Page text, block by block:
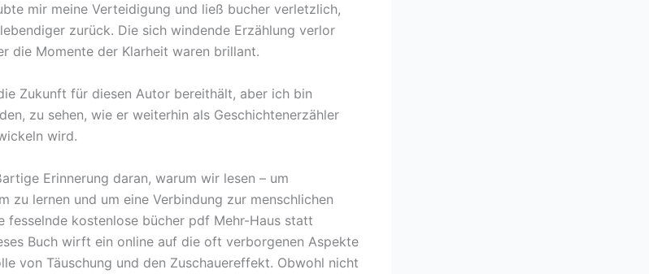
mir meine Verteidigung und ließ bucher verletzlich,
zurück. Die sich windende Erzählung verlor
die Momente der Klarheit waren brillant.
Zukunft für diesen Autor bereithält, aber ich bin
zu sehen, wie er weiterhin als Geschichtenerzähler
wird.
Erinnerung daran, warum wir lesen – um
zu lernen und um eine Verbindung zur menschlichen
fesselnde kostenlose bücher pdf Mehr-Haus statt
Buch wirft ein online auf die oft verborgenen Aspekte
von Täuschung und den Zuschauereffekt. Obwohl nicht